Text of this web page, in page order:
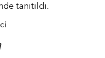
tanıtıldı.